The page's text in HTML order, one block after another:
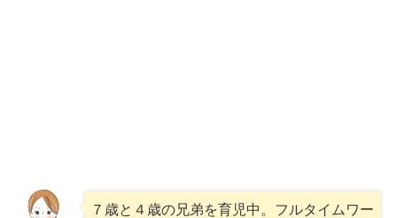
７歳と４歳の兄弟を育児中。フルタイムワー